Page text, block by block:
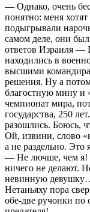
— Однако, очень
понятно: меня
подыгрывали
самом деле, они
ответов Израиля —
находились в
высшими
решения. Ну а
благостную мину и
чемпионат мира,
государства, 250
разошлись. Боюсь,
Ой, извини, слово
а не раздельно. Это
— Не лючше, чем я!
ничего не делают.
невинную
Нетаньяху пора
обе-две ручонки по